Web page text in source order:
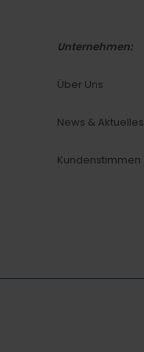
Unternehmen:
Über Uns
News & Aktuelles
Kundenstimmen